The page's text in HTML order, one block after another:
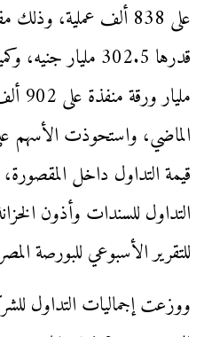
على 838 ألف عملية،
مليار
قيمة التداول داخل
للتقرير الأسبوعي للبورصة
ووزعت إجماليات التداول